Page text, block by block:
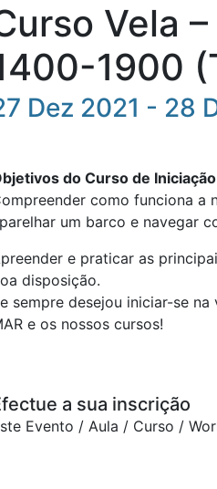
Vela
1900
Dez 2021 - 28
do Curso de Iniciação
como funciona a
um barco e navegar
e praticar as
disposição.
sempre desejou iniciar-se na
e os nossos cursos!
a sua inscrição
Evento / Aula / Curso /